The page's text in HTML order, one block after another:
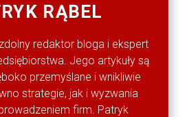
RĄBEL
redaktor bloga i ekspert
Jego artykuły są
przemyślane i wnikliwie
strategie, jak i wyzwania
firm. Patryk